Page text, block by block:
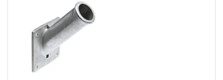
meerdere
variaties.
Deze
optie